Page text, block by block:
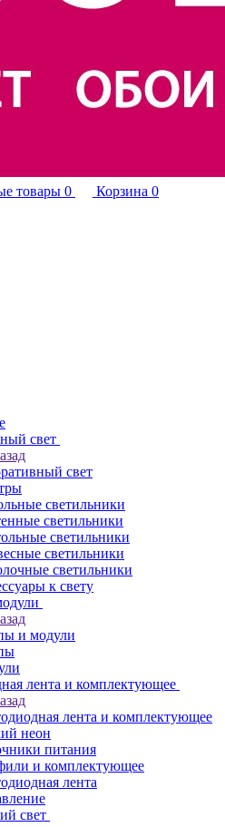
товары 0 Корзина 0
свет
свет
светильники
светильники
светильники
светильники
светильники
к свету
и модули
лента и комплектующее
лента и комплектующее
неон
питания
и комплектующее
лента
свет